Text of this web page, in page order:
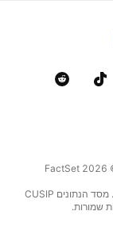
בחר נתוני ייחוס המסופקים על ידי FactSet. זכויות יוצרים © 2026 ‏FactSet
זכויות יוצרים © 2026, ‏American Bankers Association. מסד הנתונים CUSIP